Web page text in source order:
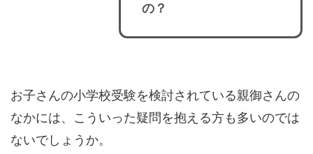
の？
お子さんの小学校受験を検討されている親御さんの
なかには、こういった疑問を抱える方も多いのでは
ないでしょうか。